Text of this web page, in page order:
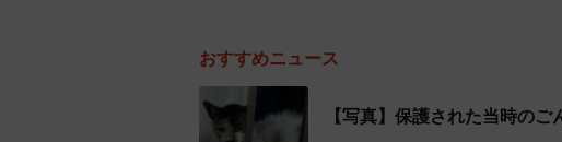
おすすめニュース
【写真】保護された当時の